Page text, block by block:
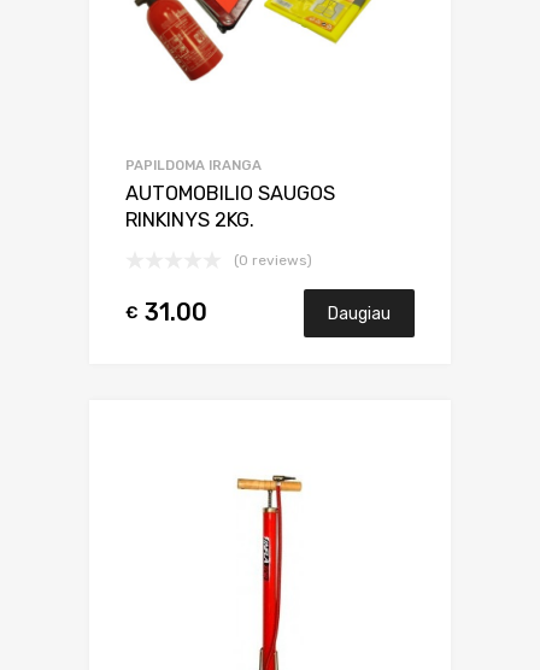
PAPILDOMA IRANGA
AUTOMOBILIO SAUGOS
RINKINYS 2KG.
(0 reviews)
€ 31.00 Daugiau